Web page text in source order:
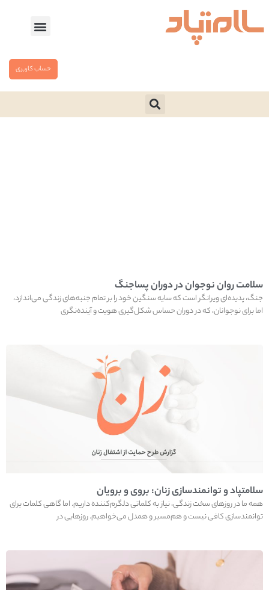
حساب کاربری
سلامت روان نوجوان در دوران پساجنگ
جنگ، پدیده‌ای ویرانگر است که سایه سنگین خود را بر تمام جنبه‌های زندگی می‌اندازد،
اما برای نوجوانان، که در دوران حساس شکل‌گیری هویت و آینده‌نگری
سلامتپاد و توانمندسازی زنان: بروی و برویان
همه ما در روزهای سخت زندگی، نیاز به کلماتی دلگرم‌کننده داریم. اما گاهی کلمات برای‌
توانمندسازی کافی نیست و هم‌مسیر و همدل می‌خواهیم. روزهایی در